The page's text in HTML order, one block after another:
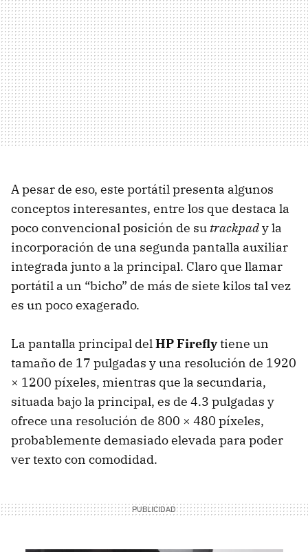
A pesar de eso, este portátil presenta algunos
conceptos interesantes, entre los que destaca la
poco convencional posición de su trackpady la
incorporación de una segunda pantalla auxiliar
integrada junto a la principal. Claro que llamar
portátil a un “bicho” de más de siete kilos tal vez
es un poco exagerado.
La pantalla principal delHP Fireflytiene un
tamaño de 17 pulgadas y una resolución de 1920
× 1200 píxeles, mientras que la secundaria,
situada bajo la principal, es de 4.3 pulgadas y
ofrece una resolución de 800 × 480 píxeles,
probablemente demasiado elevada para poder
ver texto con comodidad.